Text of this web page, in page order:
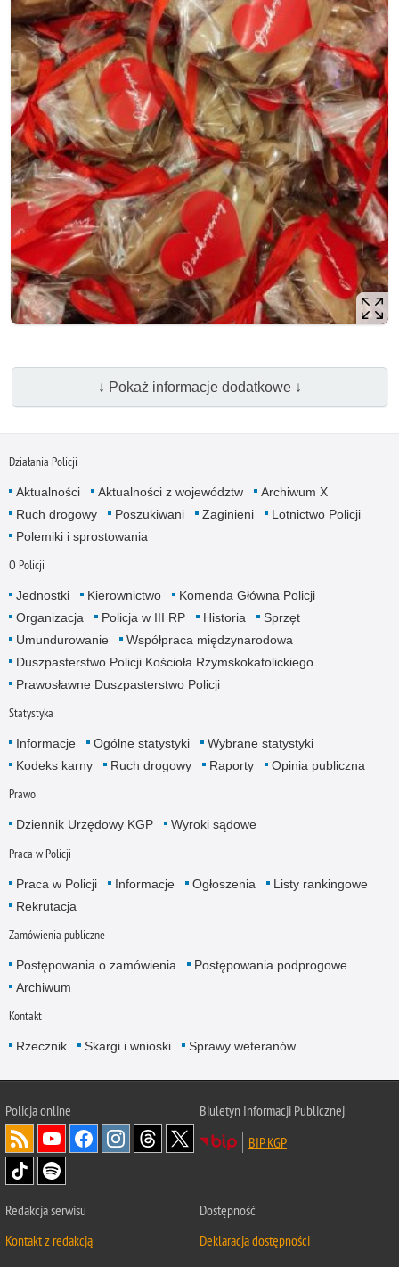
↓ Pokaż informacje dodatkowe ↓
Działania Policji
Aktualności Aktualności z województw
Archiwum X
Ruch drogowy
Poszukiwani Zaginieni
Lotnictwo Policji
Polemiki i sprostowania
O Policji
Jednostki Kierownictwo
Komenda Główna Policji
Organizacja
Policja w III RP Historia
Sprzęt
Umundurowanie
Współpraca międzynarodowa
Duszpasterstwo Policji Kościoła Rzymskokatolickiego
Prawosławne Duszpasterstwo Policji
Statystyka
Informacje Ogólne statystyki
Wybrane statystyki
Kodeks karny
Ruch drogowy Raporty Opinia publiczna
Prawo
Dziennik Urzędowy KGP Wyroki sądowe
Praca w Policji
Praca w Policji Informacje Ogłoszenia
Listy rankingowe
Rekrutacja
Zamówienia publiczne
Postępowania o zamówienia
Postępowania podprogowe
Archiwum
Kontakt
Rzecznik Skargi i wnioski Sprawy weteranów
Policjaonline
Biuletyn Informacji Publicznej
BIP KGP
Redakcja serwisu
Kontakt z redakcją
Dostępność
Deklaracja dostępności